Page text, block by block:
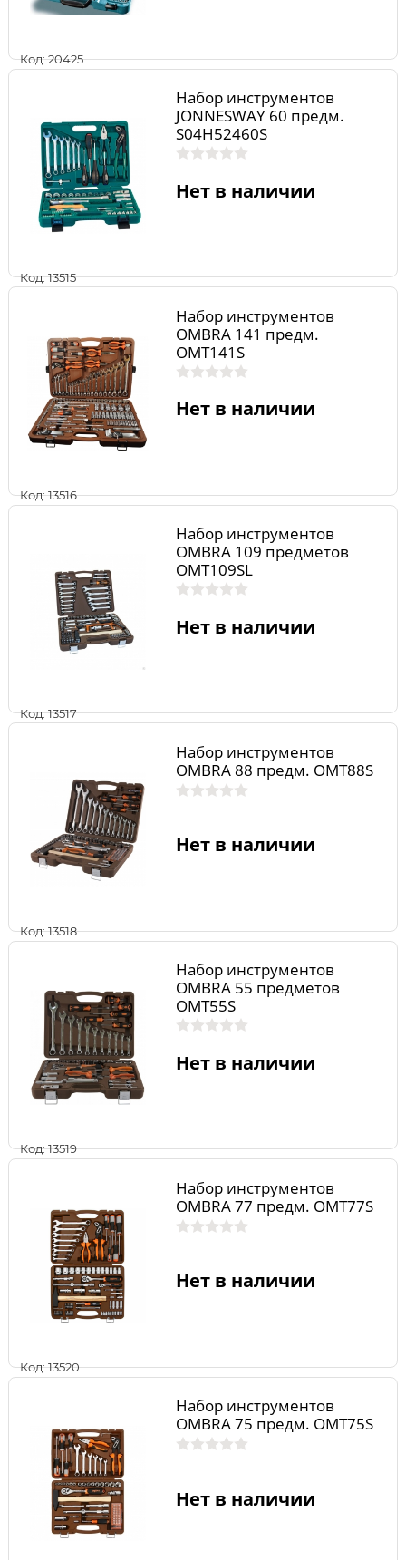
Код: 20425
Код: 13515
Набор инструментов
JONNESWAY 60 предм.
S04H52460S
Нет в наличии
Код: 13516
Набор инструментов
OMBRA 141 предм.
OMT141S
Нет в наличии
Код: 13517
Набор инструментов
OMBRA 109 предметов
OMT109SL
Нет в наличии
Код: 13518
Набор инструментов
OMBRA 88 предм. OMT88S
Нет в наличии
Код: 13519
Набор инструментов
OMBRA 55 предметов
OMT55S
Нет в наличии
Код: 13520
Набор инструментов
OMBRA 77 предм. OMT77S
Нет в наличии
Набор инструментов
OMBRA 75 предм. OMT75S
Нет в наличии